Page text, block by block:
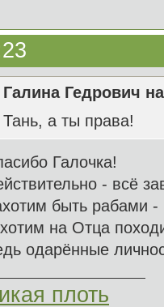
Галина Гедрович
Тань, а ты права!
Галочка!
- всё
быть рабами
на Отца
одарённые
плоть